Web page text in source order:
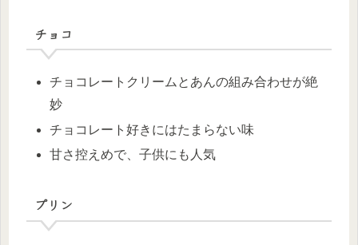
チョコ
チョコレートクリームとあんの組み合わせが絶
妙
チョコレート好きにはたまらない味
甘さ控えめで、子供にも人気
プリン